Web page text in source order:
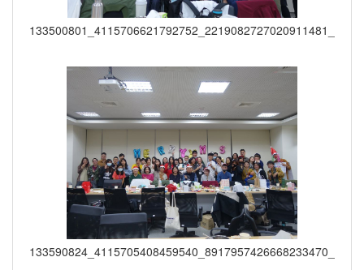
133500801_4115706621792752_2219082727020911481_o
133590824_4115705408459540_8917957426668233470_o